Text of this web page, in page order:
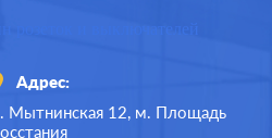
Адрес:
Мытнинская 12, м. Площадь